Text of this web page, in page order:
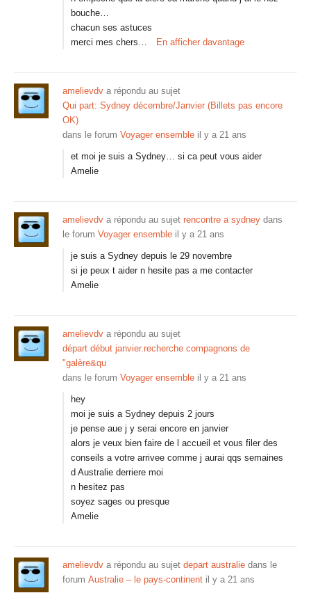
bouche…
chacun ses astuces
merci mes chers…
En afficher davantage
amelievdv a répondu au sujet
Qui part: Sydney décembre/Janvier (Billets pas encore
OK)
dans le forum Voyager ensemble il y a 21 ans
et moi je suis a Sydney… si ca peut vous aider
Amelie
amelievdv a répondu au sujet rencontre a sydney dans
le forum Voyager ensemble il y a 21 ans
je suis a Sydney depuis le 29 novembre
si je peux t aider n hesite pas a me contacter
Amelie
amelievdv a répondu au sujet
départ début janvier.recherche compagnons de
"galère&qu
dans le forum Voyager ensemble il y a 21 ans
hey
moi je suis a Sydney depuis 2 jours
je pense aue j y serai encore en janvier
alors je veux bien faire de l accueil et vous filer des
conseils a votre arrivee comme j aurai qqs semaines
d Australie derriere moi
n hesitez pas
soyez sages ou presque
Amelie
amelievdv a répondu au sujet depart australie dans le
forum Australie – le pays-continent il y a 21 ans